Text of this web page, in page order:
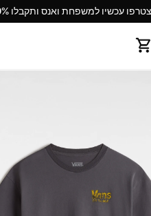
הצטרפו עכשיו למשפחת ואנס ותקבלו 10% הנחה